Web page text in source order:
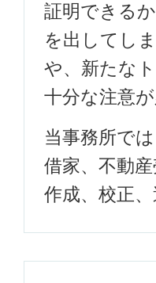
証明できる
を出してし
や、新たな
十分な注意
当事務所で
借家、不動
作成、校正